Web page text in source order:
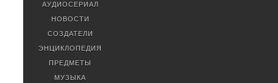
АУДИОСЕРИАЛ
НОВОСТИ
СОЗДАТЕЛИ
ЭНЦИКЛОПЕДИЯ
ПРЕДМЕТЫ
МУЗЫКА